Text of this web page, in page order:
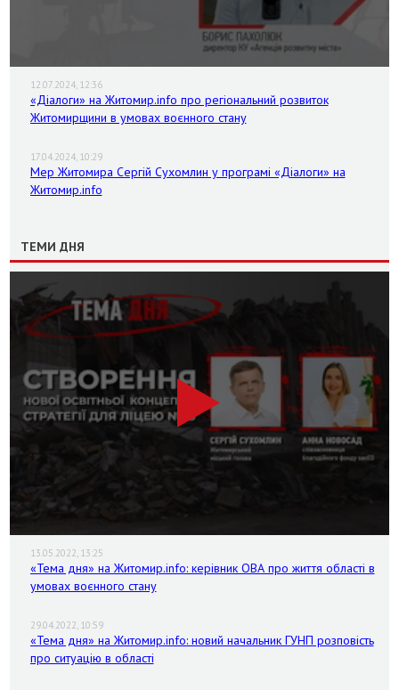
12.07.2024, 12:36
«Діалоги» на Житомир.info про регіональний розвиток
Житомирщини в умовах воєнного стану
17.04.2024, 10:29
Мер Житомира Сергій Сухомлин у програмі «Діалоги» на
Житомир.info
ТЕМИ ДНЯ
13.05.2022, 13:25
«Тема дня» на Житомир.info: керівник ОВА про життя області в
умовах воєнного стану
29.04.2022, 10:59
«Тема дня» на Житомир.info: новий начальник ГУНП розповість
про ситуацію в області